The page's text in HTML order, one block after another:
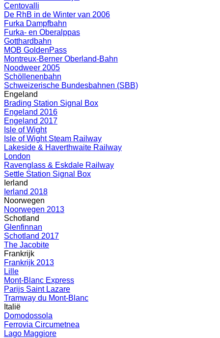
Centovalli
De RhB in de Winter van 2006
Furka Dampfbahn
Furka- en Oberalppas
Gotthardbahn
MOB GoldenPass
Montreux-Berner Oberland-Bahn
Noodweer 2005
Schöllenenbahn
Schweizerische Bundesbahnen (SBB)
Engeland
Brading Station Signal Box
Engeland 2016
Engeland 2017
Isle of Wight
Isle of Wight Steam Railway
Lakeside & Haverthwaite Railway
London
Ravenglass & Eskdale Railway
Settle Station Signal Box
Ierland
Ierland 2018
Noorwegen
Noorwegen 2013
Schotland
Glenfinnan
Schotland 2017
The Jacobite
Frankrijk
Frankrijk 2013
Lille
Mont-Blanc Express
Parijs Saint Lazare
Tramway du Mont-Blanc
Italië
Domodossola
Ferrovia Circumetnea
Lago Maggiore